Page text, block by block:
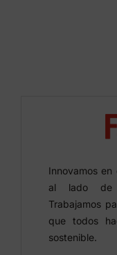
Innovamos
al lado de
Trabajamos
que todos
sostenible.